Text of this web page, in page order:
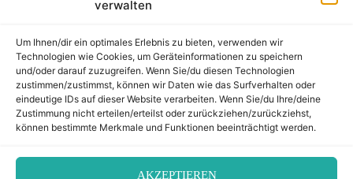
verwalten
Um Ihnen/dir ein optimales Erlebnis zu bieten, verwenden wir
Technologien wie Cookies, um Geräteinformationen zu speichern
und/oder darauf zuzugreifen. Wenn Sie/du diesen Technologien
zustimmen/zustimmst, können wir Daten wie das Surfverhalten oder
eindeutige IDs auf dieser Website verarbeiten. Wenn Sie/du Ihre/deine
Zustimmung nicht erteilen/erteilst oder zurückziehen/zurückziehst,
können bestimmte Merkmale und Funktionen beeinträchtigt werden.
AKZEPTIEREN
nach:
©2026 Der Transkribierer